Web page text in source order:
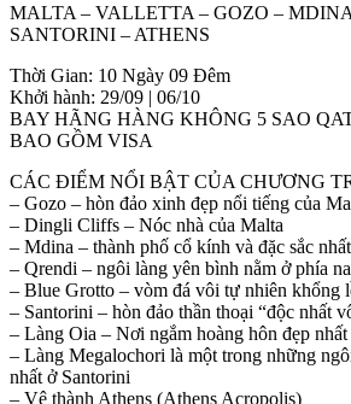
MALTA – VALLETTA – GOZO –
SANTORINI – ATHENS
Thời Gian: 10 Ngày 09 Đêm
Khởi hành: 29/09 | 06/10
BAY HÃNG HÀNG KHÔNG 5 SAO
BAO GỒM VISA
CÁC ĐIỂM NỔI BẬT CỦA CHƯƠNG
– Gozo – hòn đảo xinh đẹp nổi tiếng của
– Dingli Cliffs – Nóc nhà của Malta
– Mdina – thành phố cổ kính và đặc sắc
– Qrendi – ngôi làng yên bình nằm ở phía
– Blue Grotto – vòm đá vôi tự nhiên khổng
– Santorini – hòn đảo thần thoại “độc nhất
– Làng Oia – Nơi ngắm hoàng hôn đẹp
– Làng Megalochori là một trong những
nhất ở Santorini
– Vệ thành Athens (Athens Acropolis)